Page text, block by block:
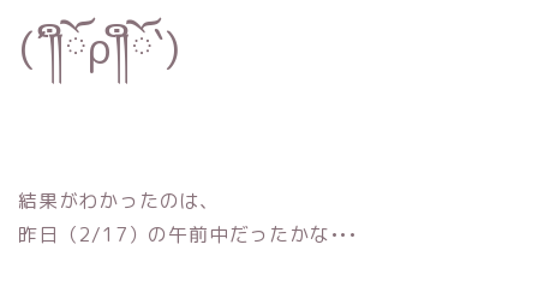
(´༎ຶོρ༎ຶོ`)
結果がわかったのは、
昨日（2/17）の午前中だったかな•••